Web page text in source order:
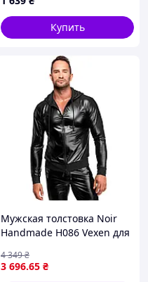
Купить
Мужская толстовка Noir
Handmade H086 Vexen для
стильная утепленная
куртка с капюшоном
3 696.65 ₴
4 349₴